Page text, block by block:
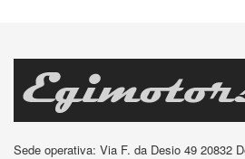
Sede operativa: Via F. da Desio 49 20832